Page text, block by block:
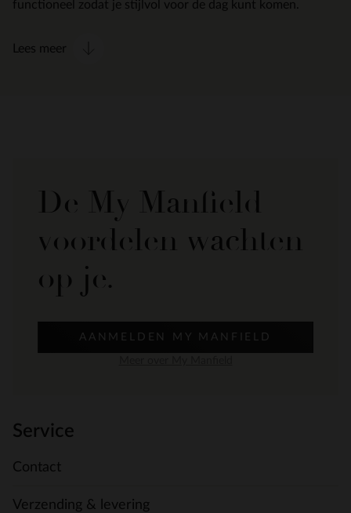
functioneel zodat je stijlvol voor de dag kunt komen.
Lees meer
De My Manfield
voordelen wachten
op je.
AANMELDEN MY MANFIELD
Service
Contact
Verzending & levering